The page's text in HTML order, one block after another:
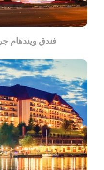
فندق ويندهام